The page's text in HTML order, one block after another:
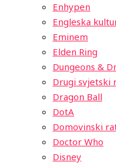
Enhypen
Engleska
Eminem
Elden Ring
Dungeons &
Drugi svjetski
Dragon Ball
DotA
Domovinski
Doctor Who
Disney